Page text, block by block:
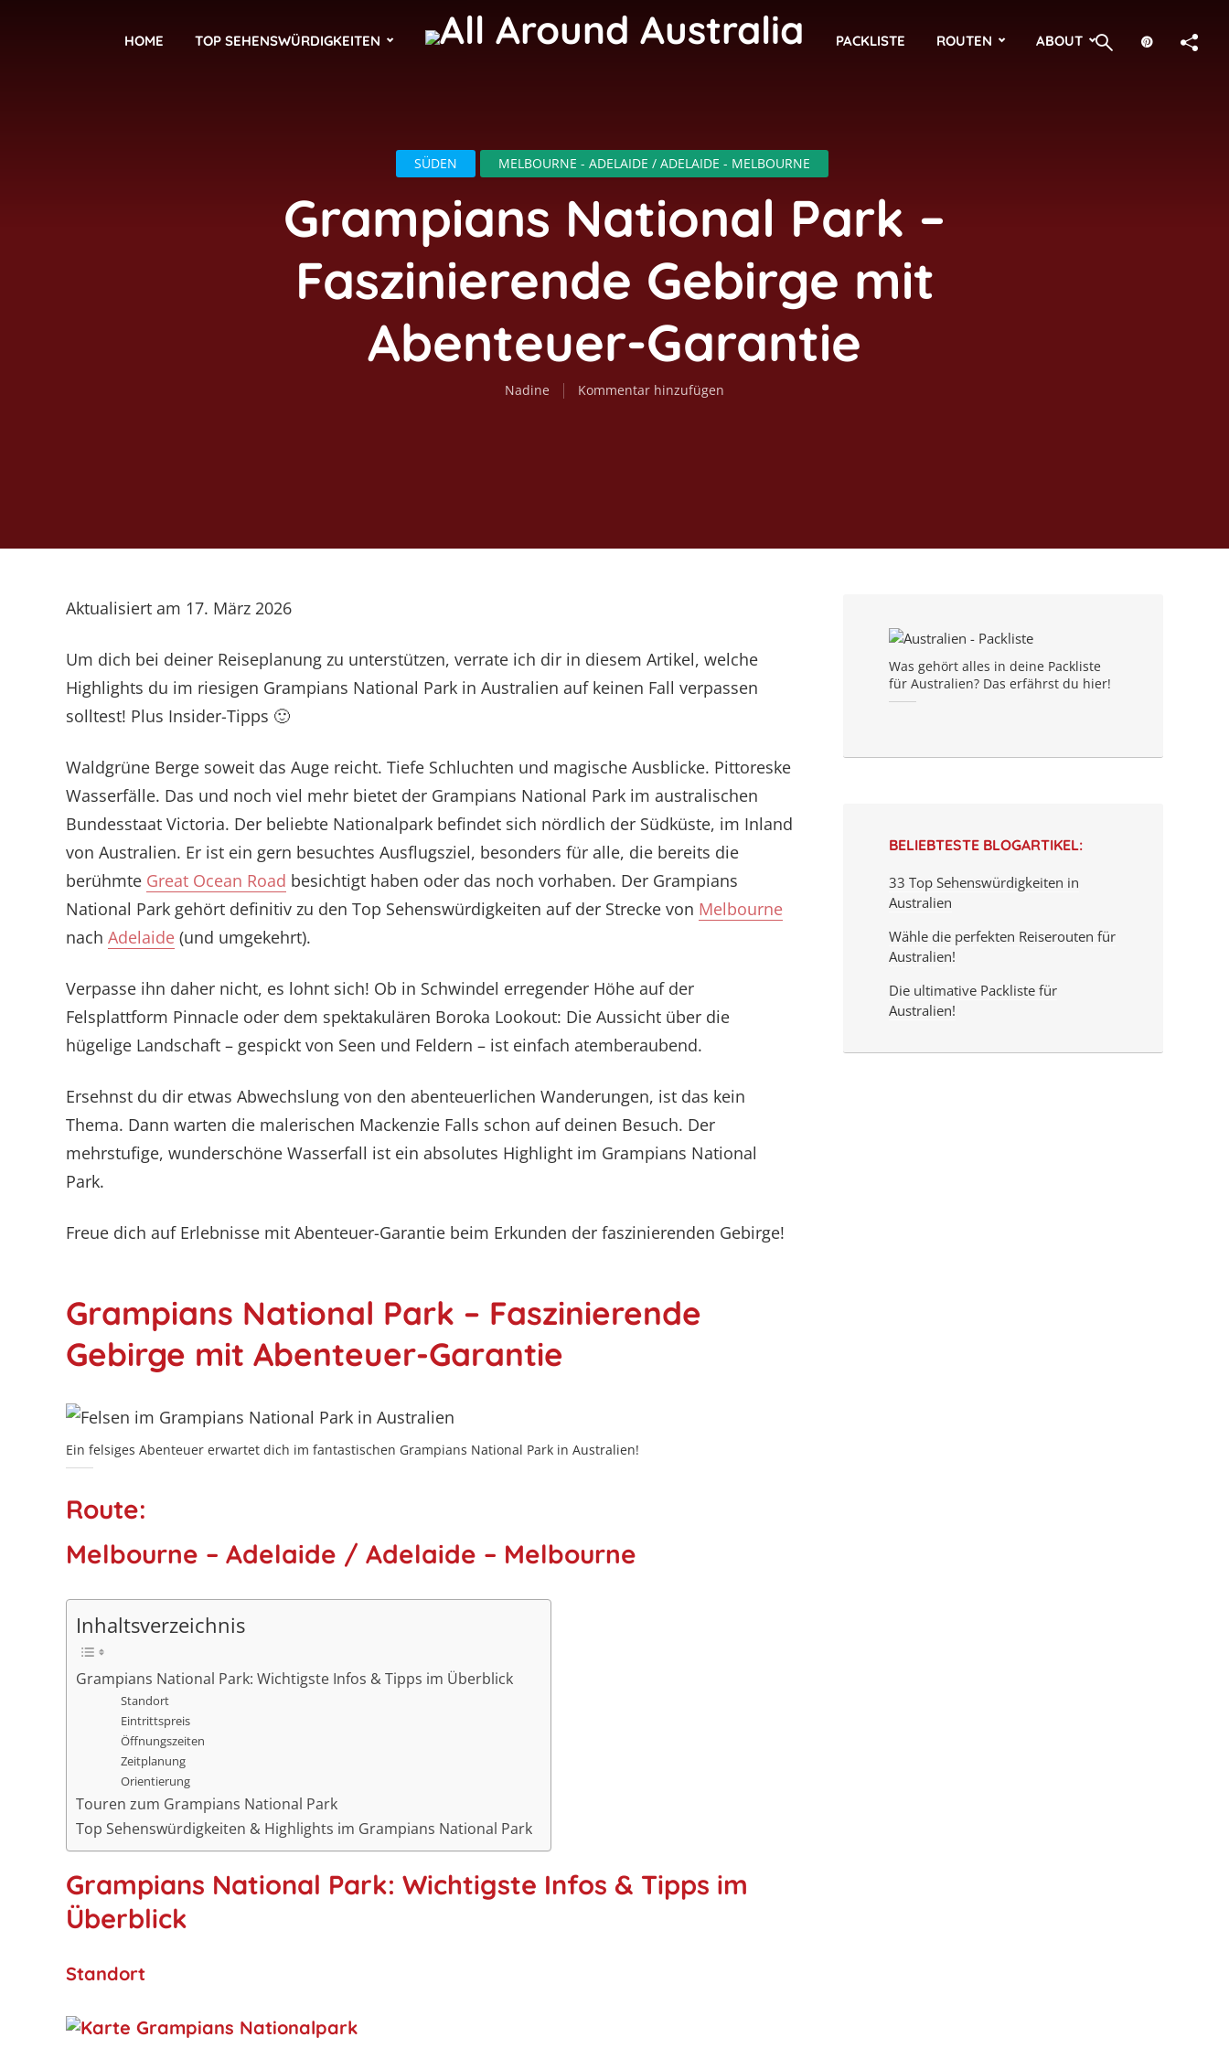
HOME TOP SEHENSWÜRDIGKEITEN PACKLISTE ROUTEN ABOUT
SÜDEN MELBOURNE - ADELAIDE / ADELAIDE - MELBOURNE
Grampians National Park –
Faszinierende Gebirge mit
Abenteuer-Garantie
Nadine Kommentar hinzufügen
Aktualisiert am 17. März 2026
Um dich bei deiner Reiseplanung zu unterstützen, verrate ich dir in diesem Artikel, welche
Highlights du im riesigen Grampians National Park in Australien auf keinen Fall verpassen
solltest! Plus Insider-Tipps 🙂
Waldgrüne Berge soweit das Auge reicht. Tiefe Schluchten und magische Ausblicke. Pittoreske
Wasserfälle. Das und noch viel mehr bietet der Grampians National Park im australischen
Bundesstaat Victoria. Der beliebte Nationalpark befindet sich nördlich der Südküste, im Inland
von Australien. Er ist ein gern besuchtes Ausflugsziel, besonders für alle, die bereits die
berühmte Great Ocean Road besichtigt haben oder das noch vorhaben. Der Grampians
National Park gehört definitiv zu den Top Sehenswürdigkeiten auf der Strecke von Melbourne
nach Adelaide (und umgekehrt).
Verpasse ihn daher nicht, es lohnt sich! Ob in Schwindel erregender Höhe auf der
Felsplattform Pinnacle oder dem spektakulären Boroka Lookout: Die Aussicht über die
hügelige Landschaft – gespickt von Seen und Feldern – ist einfach atemberaubend.
Ersehnst du dir etwas Abwechslung von den abenteuerlichen Wanderungen, ist das kein
Thema. Dann warten die malerischen Mackenzie Falls schon auf deinen Besuch. Der
mehrstufige, wunderschöne Wasserfall ist ein absolutes Highlight im Grampians National
Park.
Freue dich auf Erlebnisse mit Abenteuer-Garantie beim Erkunden der faszinierenden Gebirge!
Grampians National Park – Faszinierende
Gebirge mit Abenteuer-Garantie
Ein felsiges Abenteuer erwartet dich im fantastischen Grampians National Park in Australien!
Route:
Melbourne – Adelaide / Adelaide – Melbourne
Inhaltsverzeichnis
Grampians National Park: Wichtigste Infos & Tipps im Überblick
Standort
Eintrittspreis
Öffnungszeiten
Zeitplanung
Orientierung
Touren zum Grampians National Park
Top Sehenswürdigkeiten & Highlights im Grampians National Park
Grampians National Park: Wichtigste Infos & Tipps im
Überblick
Standort
Was gehört alles in deine Packliste
für Australien? Das erfährst du hier!
BELIEBTESTE BLOGARTIKEL:
33 Top Sehenswürdigkeiten in
Australien
Wähle die perfekten Reiserouten für
Australien!
Die ultimative Packliste für
Australien!